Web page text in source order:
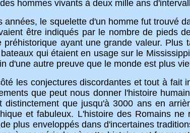
hommes vivants à deux mille ans
le squelette d'un homme fut trouvé
être indiqués par le nombre de pieds
préhistorique ayant une grande valeur.
qui étaient en usage sur le
d'une autre preuve que le monde est plus
conjectures discordantes et tout à fait
que peut nous donner l'histoire
distinctement que jusqu'à 3000 ans en
et fabuleux. L'histoire des Romains
plus enveloppés dans d'incertaines